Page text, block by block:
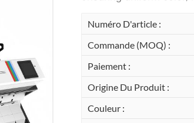
Numéro D'article :
Commande (MOQ) :
Paiement :
Origine Du Produit :
Couleur :